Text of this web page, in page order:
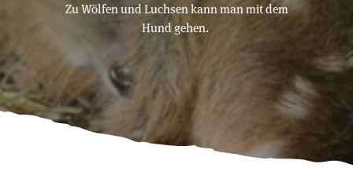
Zu Wölfen und Luchsen kann man mit dem
Hund gehen.